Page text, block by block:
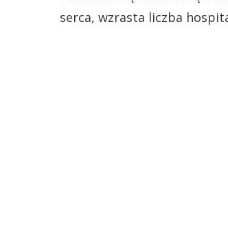
serca, wzrasta liczba